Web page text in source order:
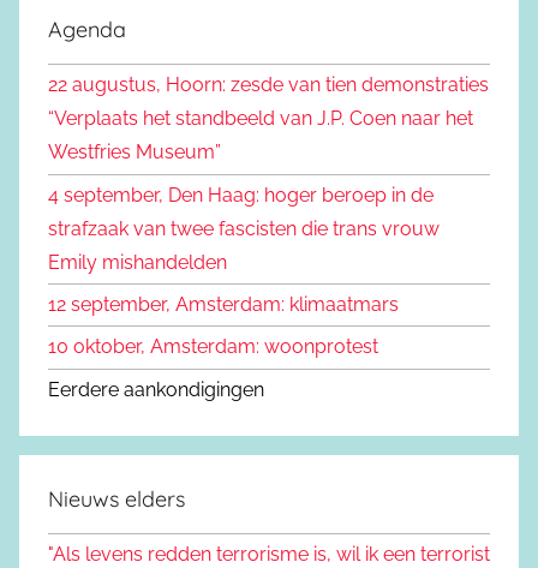
e
n
r
:
e
n
Agenda
22 augustus, Hoorn: zesde van tien demonstraties
“Verplaats het standbeeld van J.P. Coen naar het
Westfries Museum”
4 september, Den Haag: hoger beroep in de
strafzaak van twee fascisten die trans vrouw
Emily mishandelden
12 september, Amsterdam: klimaatmars
10 oktober, Amsterdam: woonprotest
Eerdere aankondigingen
Nieuws elders
"Als levens redden terrorisme is, wil ik een terrorist